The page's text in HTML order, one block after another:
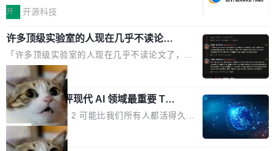
页面的文本，然后把文本丢给大模型，再返回一
段回答。仅此而已。 这当然有用，但总觉得差点
意思。比如我在一个后台管理系统里，需要填50
个表单字段，每个字段还有联动逻辑；比如我
想...
与80PLUS钛金能效；支持ATX 3.1与PCIe 5.1
规范，结合服务器级元件、完善供电线材与内置
实时LCD监控屏，可充分满足当下高阶PC主机
的严苛使用需求。 澎湃功率，紧凑机身 钛金雕1
600PG5 AI TOP具备强悍输出功率，同时实现
机身尺寸大幅精简。整机长度仅16厘米，属于同
功率段机身尺寸十分紧凑的1600W电源产品。小
巧机身有效提升市面主流标准A...
的价值重构。全球全案品牌代理机构市场从2025
复合增长率达5.44%,预计2032年将突破120亿美
元。数字广告与公共关系相关服务市场更是从20
25年的8463亿美元扩张至2026年的8763亿美
元。数字的背后是一个清晰的事实——品牌对专
业化营销服务的需求从未如此迫切。 但市场扩容
的同时,服务商的竞争逻辑正在改变。2026年Top
Agency年度合辑的观察指出,“产品”这个离消费
者最近的载体,在整个品牌营销层面的权重显著变
开 开源科技
许多顶级实验室的人现在几乎不读论文
了
「许多顶级实验室的人现在几乎不读论文了，而
且他们认为 ICLR/ICML/NeurIPS 充斥着大量过
度宣传和欺诈。」 OpenAI 研究员 Keller Jorda
n 这条推文引发了广泛讨论。他不是在说风凉
话，他是说出了一个圈内人尽皆知但很少公开捅
破的事实。 Jordan 随后补充了一句软化声明：
「我不认为这些会议上大部分论文都在过度宣传
局
xAI 前工程师评现代 AI 领域最重要 Top
3 开源项目
Flash Attention 2 可能比我们所有人都活得久。
这句话不是来自某个技术博客，而是出自 Hieu
Pham 的一条推文。Hieu Pham 是谁？他是 xAI
局